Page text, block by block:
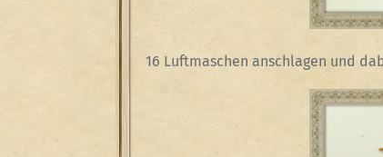
16 Luftmaschen anschlagen und